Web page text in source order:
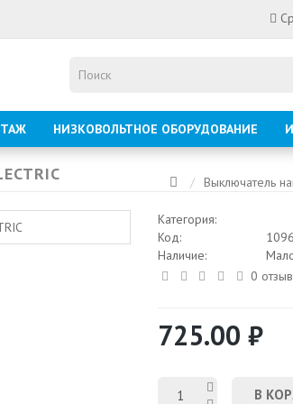
НИЗКОВОЛЬТНОЕ ОБОРУДОВАНИЕ
Выключатель
Категория:
Код:
Наличие:
0
725.00 ₽
В